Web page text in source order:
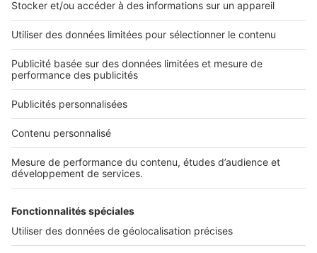
L'ENTREPRISE
Qui sommes-nous ?
Nous contacter
Nous recrutons
NOS APPLICATIONS
Découvrez nos applications
Tous nos services pro
Accès client